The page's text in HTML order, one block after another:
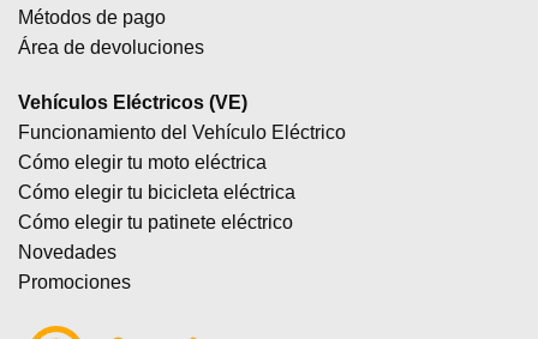
Métodos de pago
Área de devoluciones
Vehículos Eléctricos (VE)
Funcionamiento del Vehículo Eléctrico
Cómo elegir tu moto eléctrica
Cómo elegir tu bicicleta eléctrica
Cómo elegir tu patinete eléctrico
Novedades
Promociones